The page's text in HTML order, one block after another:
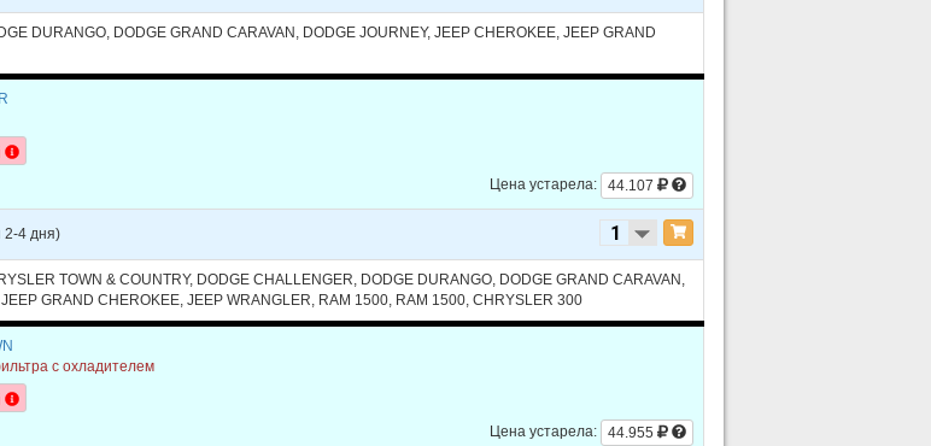
2014 V6 3.6L
2016 V6 3.6L
DURANGO, DODGE GRAND CARAVAN, DODGE JOURNEY, JEEP CHEROKEE, JEEP GRAND
Цена устарела:
44.107
2-4 дня)
TOWN & COUNTRY, DODGE CHALLENGER, DODGE DURANGO, DODGE GRAND CARAVAN,
GRAND CHEROKEE, JEEP WRANGLER, RAM 1500, RAM 1500, CHRYSLER 300
с охладителем
Цена устарела:
44.955